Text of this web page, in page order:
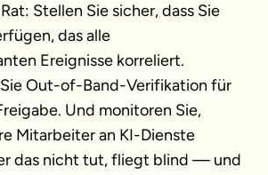
Stellen Sie sicher, dass Sie
das alle
Ereignisse korreliert.
Out-of-Band-Verifikation für
Und monitoren Sie,
Mitarbeiter an KI-Dienste
das nicht tut, fliegt blind — und